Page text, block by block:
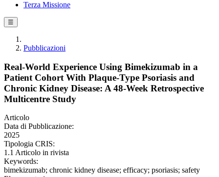
Terza Missione
☰
Pubblicazioni
Real-World Experience Using Bimekizumab in a
Patient Cohort With Plaque-Type Psoriasis and
Chronic Kidney Disease: A 48-Week Retrospective
Multicentre Study
Articolo
Data di Pubblicazione:
2025
Tipologia CRIS:
1.1 Articolo in rivista
Keywords:
bimekizumab; chronic kidney disease; efficacy; psoriasis; safety